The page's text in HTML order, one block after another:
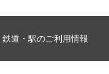
鉄道・駅のご利用情報